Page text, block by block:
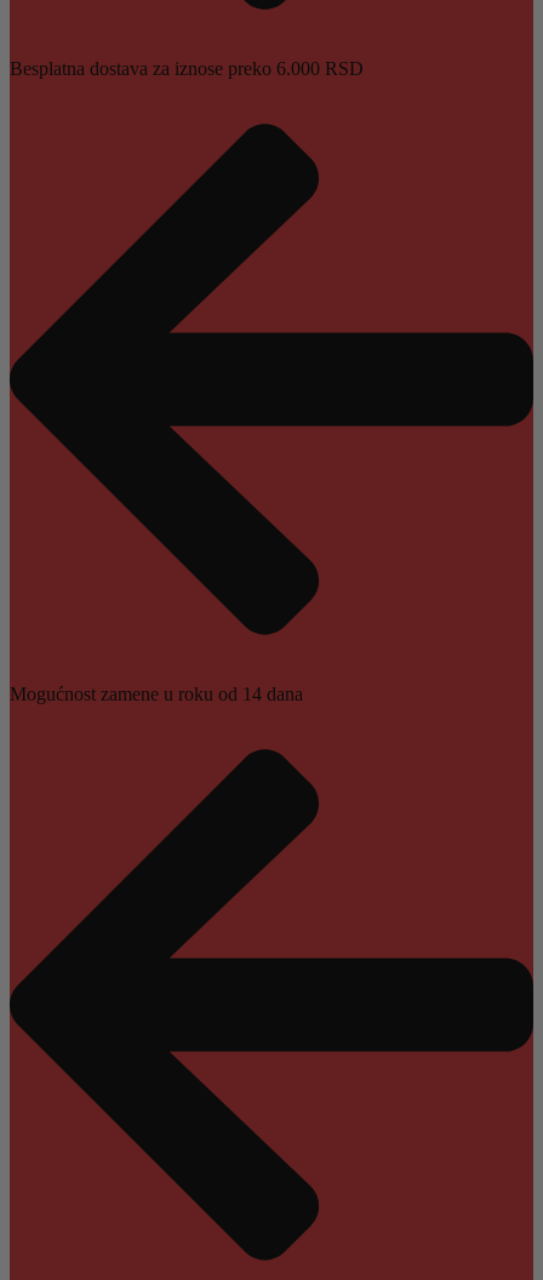
Besplatna dostava za iznose preko 6.000 RSD
Mogućnost zamene u roku od 14 dana